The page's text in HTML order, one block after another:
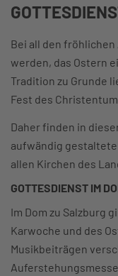
Bei all den
werden, das Ostern
Tradition zu Grunde
Fest des
Daher finden in
aufwändig
allen Kirchen des
GOTTESDIENST IM
Im Dom zu Salzburg
Karwoche und des
Musikbeiträgen